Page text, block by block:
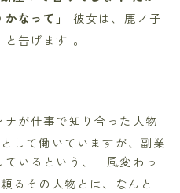
なって」
彼女は、鹿ノ子
と告げます 。
が仕事で知り合った人物
して働いていますが、副業
いるという、一風変わっ
るその人物とは、なんと